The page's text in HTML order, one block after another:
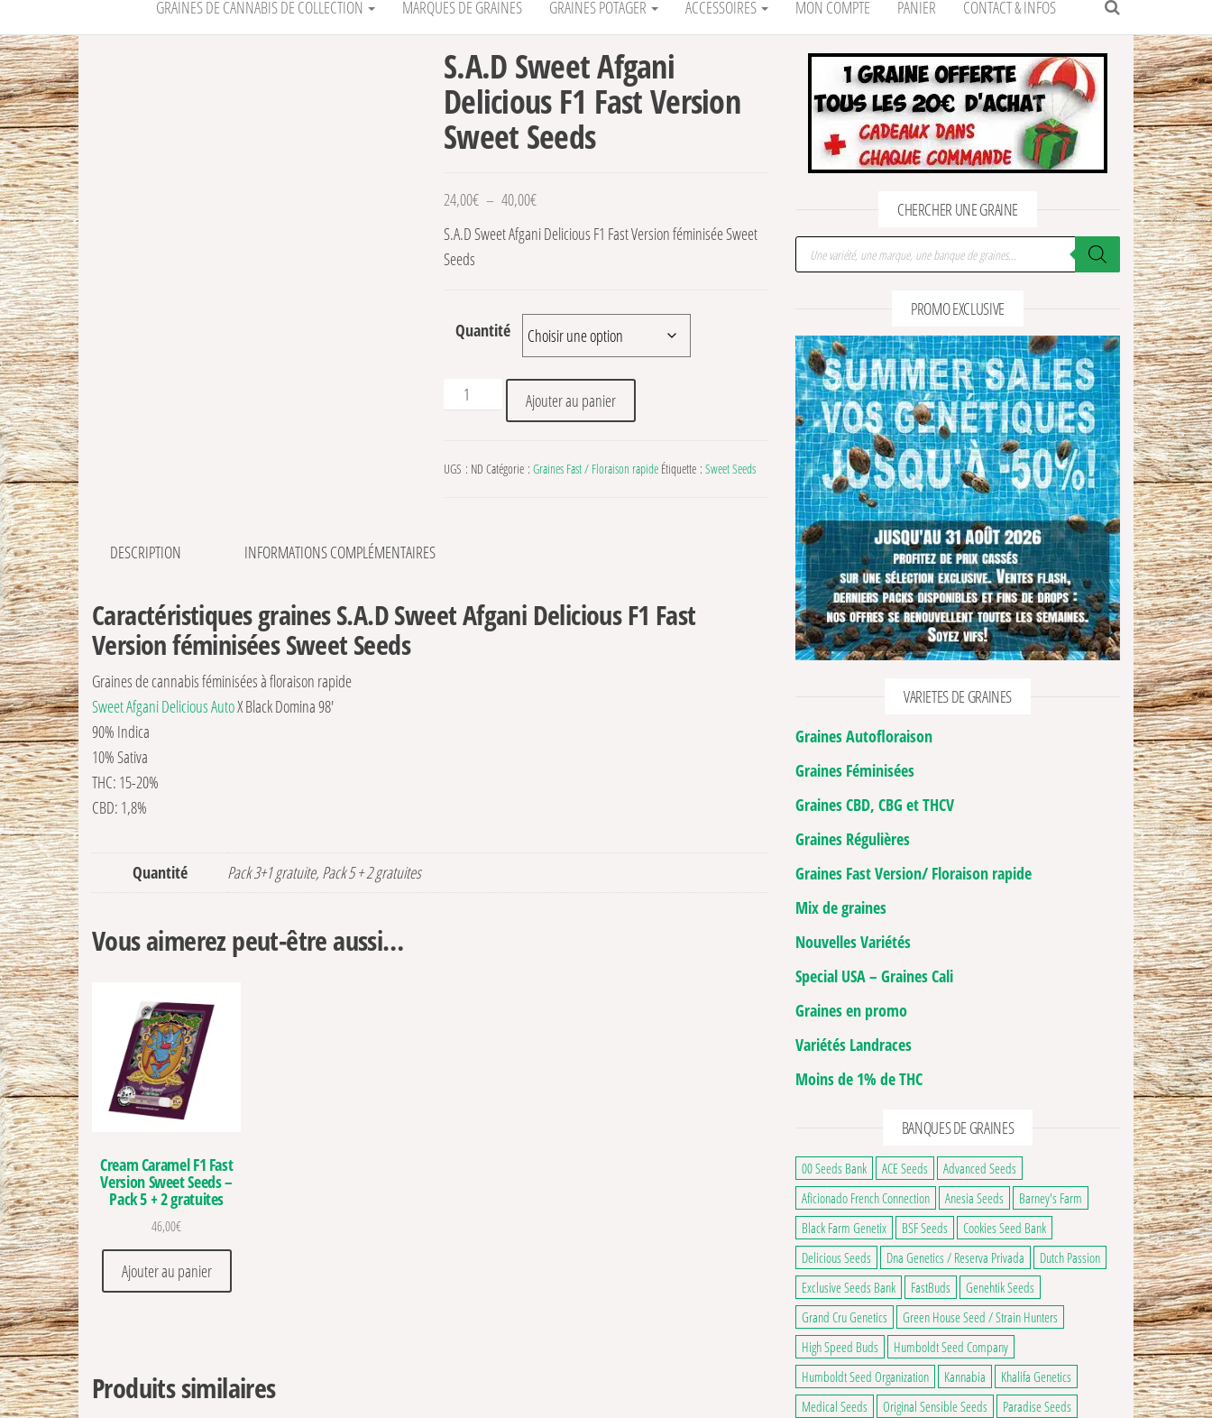
GRAINES DE CANNABIS DE COLLECTION MARQUES DE GRAINES GRAINES POTAGER ACCESSOIRES MON COMPTE PANIER CONTACT & INFOS
S.A.D Sweet Afgani
Delicious F1 Fast Version
Sweet Seeds
24,00€ – 40,00€Plage de prix : 24,00€ à 40,00€
S.A.D Sweet Afgani Delicious F1 Fast Version féminisée Sweet
Seeds
Quantité
quantité de S.A.D Sweet Afgani Delicious F1 Fast Version Sweet Seeds
Ajouter au panier
UGS : ND Catégorie : Graines Fast / Floraison rapide Étiquette : Sweet Seeds
DESCRIPTION INFORMATIONS COMPLÉMENTAIRES
Caractéristiques graines S.A.D Sweet Afgani Delicious F1 Fast
Version féminisées Sweet Seeds
Graines de cannabis féminisées à floraison rapide
Sweet Afgani Delicious AutoX Black Domina 98′
90% Indica
10% Sativa
THC: 15-20%
CBD: 1,8%
Quantité Pack 3+1 gratuite, Pack 5 + 2 gratuites
Vous aimerez peut-être aussi…
Cream Caramel F1 Fast
Version Sweet Seeds –
Pack 5 + 2 gratuites
46,00€
Ajouter au panier
Produits similaires
CHERCHER UNE GRAINE
Recherche de produits
PROMO EXCLUSIVE
VARIETES DE GRAINES
Graines Autofloraison
Graines Féminisées
Graines CBD, CBG et THCV
Graines Régulières
Graines Fast Version/ Floraison rapide
Mix de graines
Nouvelles Variétés
Special USA – Graines Cali
Graines en promo
Variétés Landraces
Moins de 1% de THC
BANQUES DE GRAINES
00 Seeds Bank ACE Seeds
Advanced Seeds
Aficionado French Connection
Anesia Seeds
Barney's Farm
Black Farm Genetix
BSF Seeds
Cookies Seed Bank
Delicious Seeds
Dna Genetics / Reserva Privada
Dutch Passion
Exclusive Seeds Bank
FastBuds
Genehtik Seeds
Grand Cru Genetics
Green House Seed / Strain Hunters
High Speed Buds
Humboldt Seed Company
Humboldt Seed Organization
Kannabia
Khalifa Genetics
Medical Seeds
Original Sensible Seeds
Paradise Seeds